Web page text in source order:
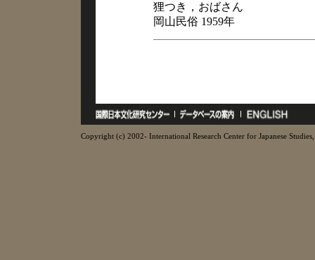
狸つき，おばさん
岡山民俗 1959年
Copyright (c) 2002- International Research Center for Japanese